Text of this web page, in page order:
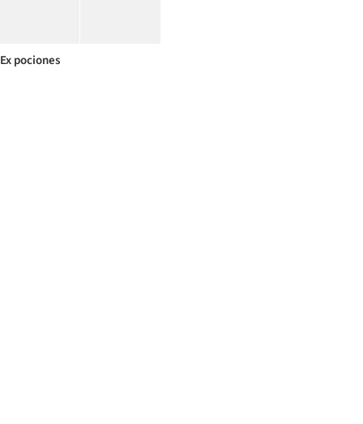
Ex pociones